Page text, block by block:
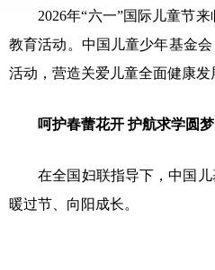
2026年“六一”国际儿童节
教育活动。中国儿童少年基金
活动，营造关爱儿童全面健康发
呵护春蕾花开 护航求学圆梦
在全国妇联指导下，中国儿
暖过节、向阳成长。